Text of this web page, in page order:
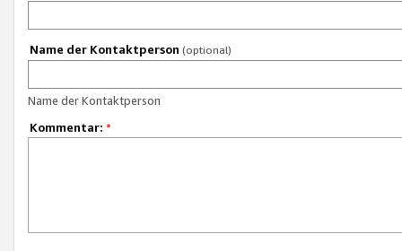
Name der Kontaktperson (optional)
Name der Kontaktperson
Kommentar: *